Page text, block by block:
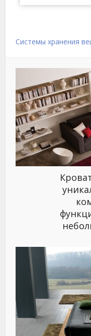
Системы хранения